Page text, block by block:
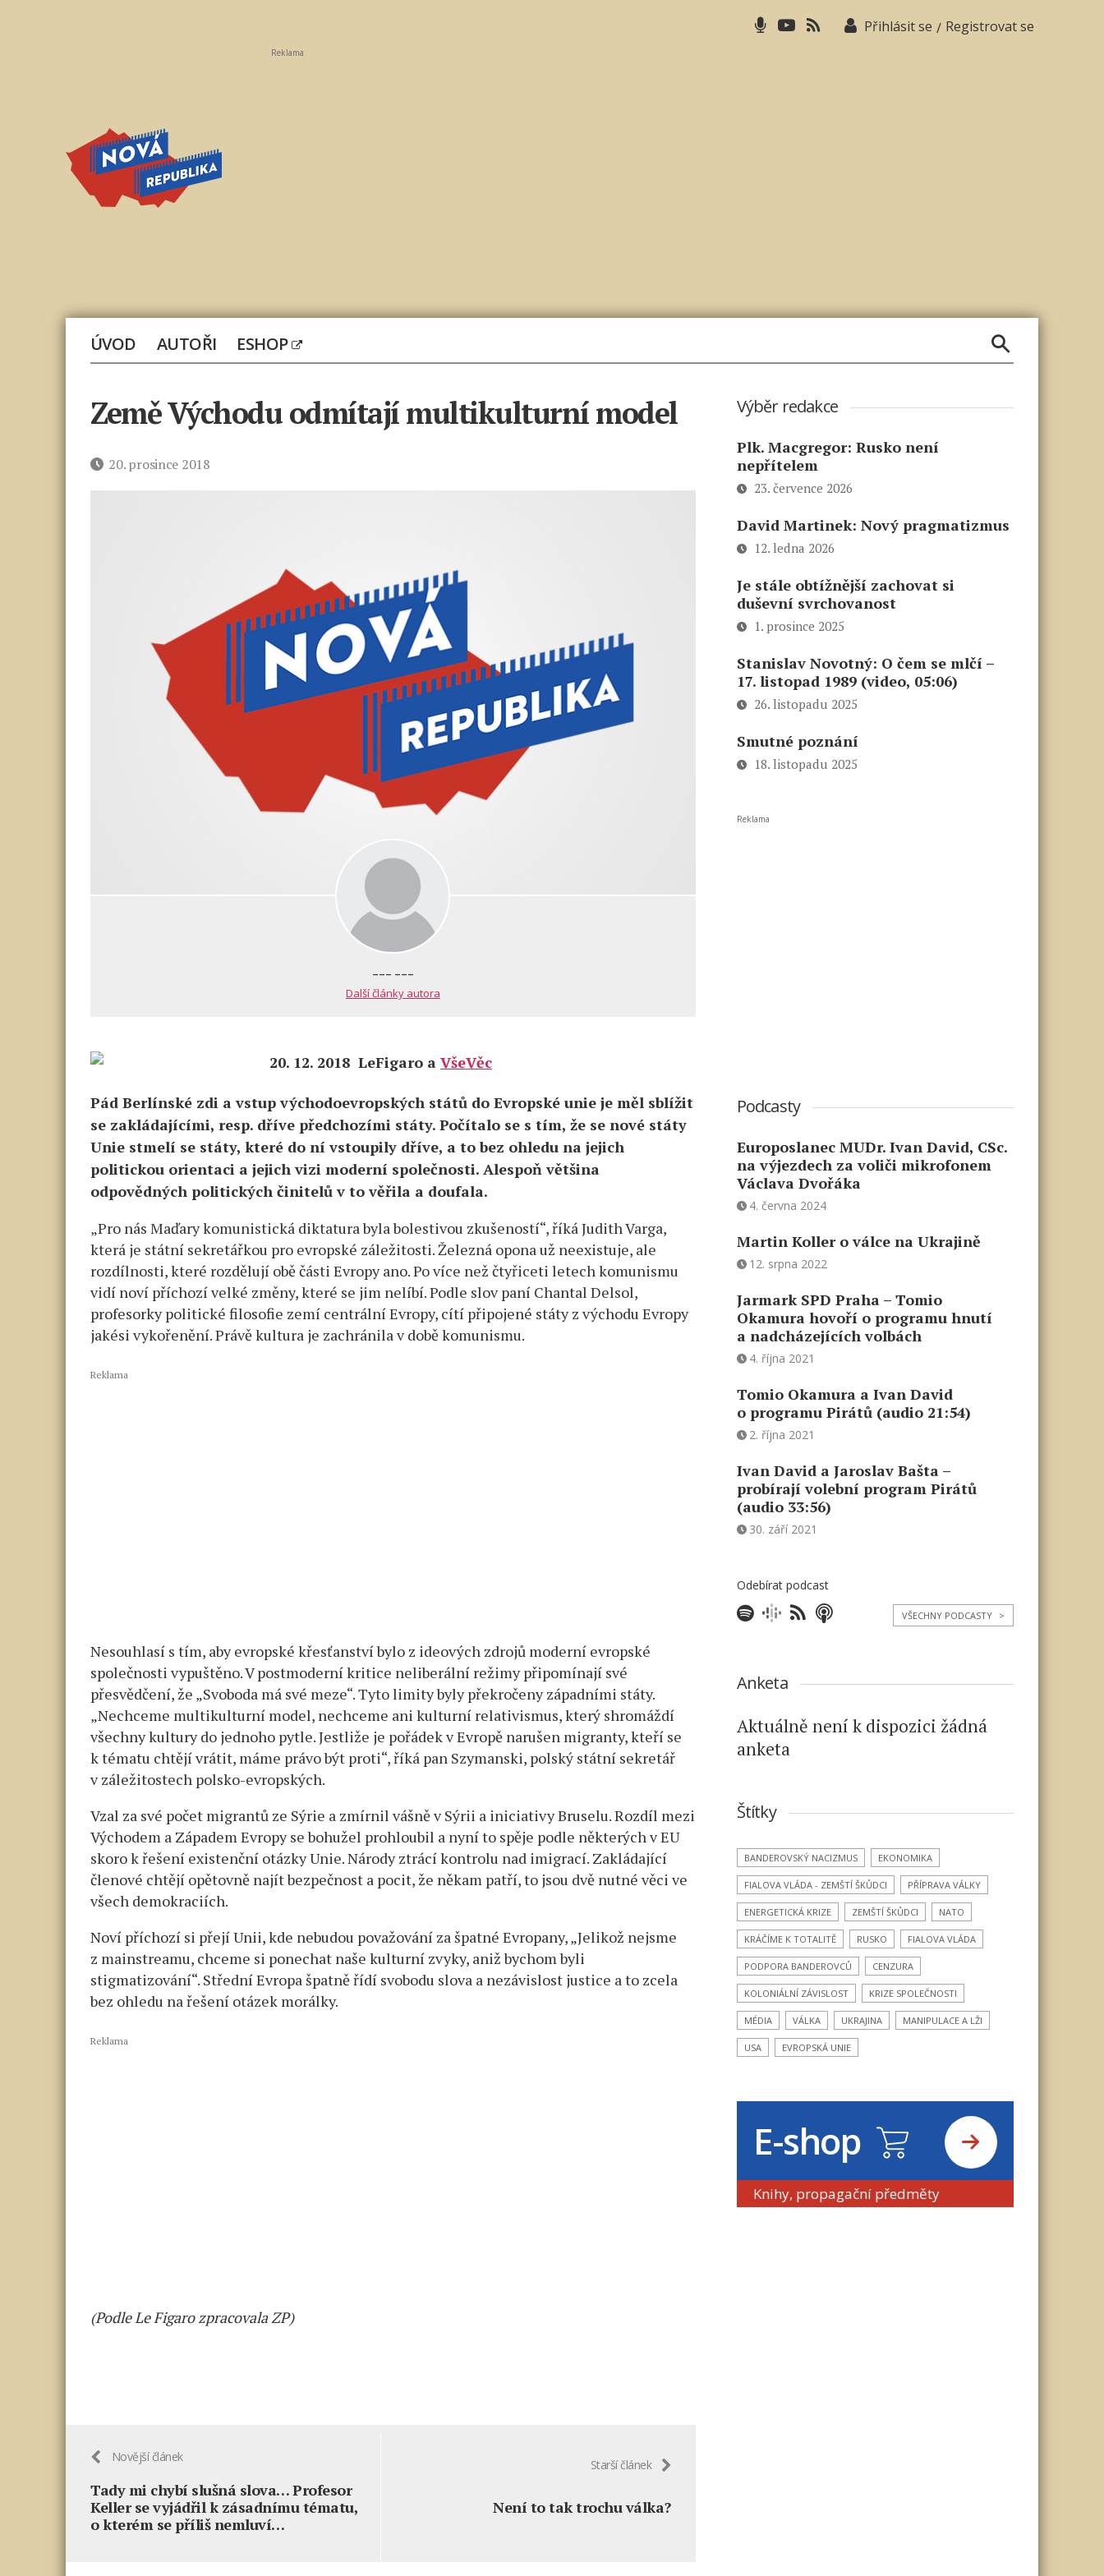
Přihlásit se / Registrovat se
Reklama
ÚVOD AUTOŘI ESHOP
Země Východu odmítají multikulturní model
Datum20. prosince 2018
--- ---
Další články autora
20. 12. 2018 LeFigaro a VšeVěc
Pád Berlínské zdi a vstup východoevropských států do Evropské unie je měl sblížit
se zakládajícími, resp. dříve předchozími státy. Počítalo se s tím, že se nové státy
Unie stmelí se státy, které do ní vstoupily dříve, a to bez ohledu na jejich
politickou orientaci a jejich vizi moderní společnosti. Alespoň většina
odpovědných politických činitelů v to věřila a doufala.
„Pro nás Maďary komunistická diktatura byla bolestivou zkušeností“, říká Judith Varga,
která je státní sekretářkou pro evropské záležitosti. Železná opona už neexistuje, ale
rozdílnosti, které rozdělují obě části Evropy ano. Po více než čtyřiceti letech komunismu
vidí noví příchozí velké změny, které se jim nelíbí. Podle slov paní Chantal Delsol,
profesorky politické filosofie zemí centrální Evropy, cítí připojené státy z východu Evropy
jakési vykořenění. Právě kultura je zachránila v době komunismu.
Reklama
Nesouhlasí s tím, aby evropské křesťanství bylo z ideových zdrojů moderní evropské
společnosti vypuštěno. V postmoderní kritice neliberální režimy připomínají své
přesvědčení, že „Svoboda má své meze“. Tyto limity byly překročeny západními státy.
„Nechceme multikulturní model, nechceme ani kulturní relativismus, který shromáždí
všechny kultury do jednoho pytle. Jestliže je pořádek v Evropě narušen migranty, kteří se
k tématu chtějí vrátit, máme právo být proti“, říká pan Szymanski, polský státní sekretář
v záležitostech polsko-evropských.
Vzal za své počet migrantů ze Sýrie a zmírnil vášně v Sýrii a iniciativy Bruselu. Rozdíl mezi
Východem a Západem Evropy se bohužel prohloubil a nyní to spěje podle některých v EU
skoro k řešení existenční otázky Unie. Národy ztrácí kontrolu nad imigrací. Zakládající
členové chtějí opětovně najít bezpečnost a pocit, že někam patří, to jsou dvě nutné věci ve
všech demokraciích.
Noví příchozí si přejí Unii, kde nebudou považování za špatné Evropany, „Jelikož nejsme
z mainstreamu, chceme si ponechat naše kulturní zvyky, aniž bychom byli
stigmatizování“. Střední Evropa špatně řídí svobodu slova a nezávislost justice a to zcela
bez ohledu na řešení otázek morálky.
Reklama
(Podle Le Figaro zpracovala ZP)
Novější článek
Tady mi chybí slušná slova… Profesor
Keller se vyjádřil k zásadnímu tématu,
o kterém se příliš nemluví…
Starší článek
Není to tak trochu válka?
Výběr redakce
Plk. Macgregor: Rusko není
nepřítelem
23. července 2026
David Martinek: Nový pragmatizmus
12. ledna 2026
Je stále obtížnější zachovat si
duševní svrchovanost
1. prosince 2025
Stanislav Novotný: O čem se mlčí –
17. listopad 1989 (video, 05:06)
26. listopadu 2025
Smutné poznání
18. listopadu 2025
Reklama
Podcasty
Europoslanec MUDr. Ivan David, CSc.
na výjezdech za voliči mikrofonem
Václava Dvořáka
4. června 2024
Martin Koller o válce na Ukrajině
12. srpna 2022
Jarmark SPD Praha – Tomio
Okamura hovoří o programu hnutí
a nadcházejících volbách
4. října 2021
Tomio Okamura a Ivan David
o programu Pirátů (audio 21:54)
2. října 2021
Ivan David a Jaroslav Bašta –
probírají volební program Pirátů
(audio 33:56)
30. září 2021
Odebírat podcast
VŠECHNY PODCASTY >
Anketa
Aktuálně není k dispozici žádná
anketa
Štítky
BANDEROVSKÝ NACIZMUS EKONOMIKA
FIALOVA VLÁDA - ZEMŠTÍ ŠKŮDCI PŘÍPRAVA VÁLKY
ENERGETICKÁ KRIZE ZEMŠTÍ ŠKŮDCI NATO
KRÁČÍME K TOTALITĚ RUSKO FIALOVA VLÁDA
PODPORA BANDEROVCŮ CENZURA
KOLONIÁLNÍ ZÁVISLOST KRIZE SPOLEČNOSTI
MÉDIA VÁLKA UKRAJINA MANIPULACE A LŽI
USA EVROPSKÁ UNIE
E-shop
Knihy, propagační předměty